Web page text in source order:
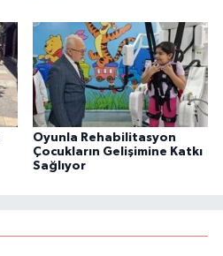
Oyunla Rehabilitasyon
Çocukların Gelişimine Katkı
Sağlıyor